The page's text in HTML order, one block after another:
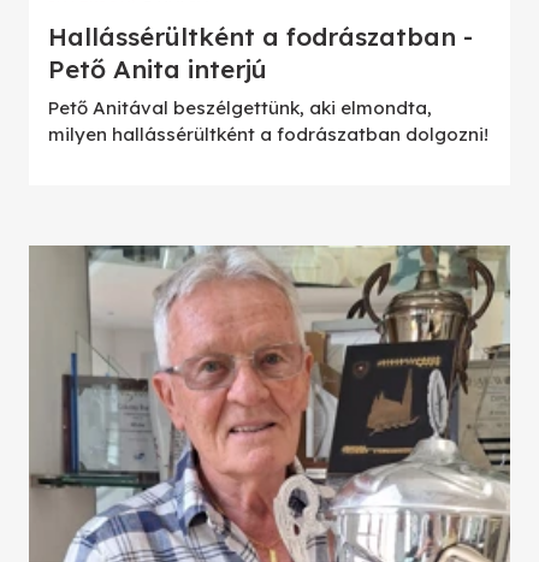
Hallássérültként a fodrászatban -
Pető Anita interjú
Pető Anitával beszélgettünk, aki elmondta,
milyen hallássérültként a fodrászatban dolgozni!